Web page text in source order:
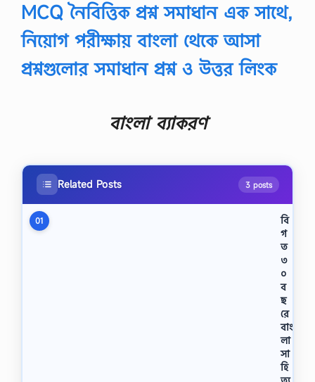
MCQ নৈবিত্তিক প্রশ্ন সমাধান এক সাথে,
নিয়োগ পরীক্ষায় বাংলা থেকে আসা
প্রশ্নগুলোর সমাধান প্রশ্ন ও উত্তর লিংক
বাংলা ব্যাকরণ
Related Posts 3 posts
01
বি
গ
ত
৩
০
ব
ছ
রে
বাং
লা
সা
হি